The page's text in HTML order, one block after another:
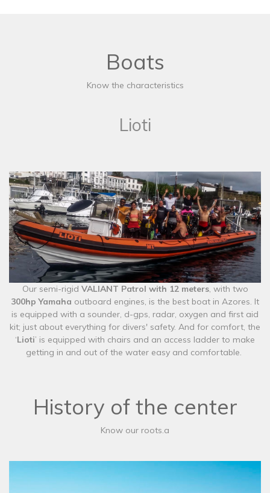
Boats
Know the characteristics
Lioti
​Our semi-rigid VALIANT Patrol with 12 meters, with two
300hp Yamaha outboard engines, is the best boat in Azores. It
is equipped with a sounder, d-gps, radar, oxygen and first aid
kit; just about everything for divers' safety. And for comfort, the
‘Lioti’ is equipped with chairs and an access ladder to make
getting in and out of the water easy and comfortable.
History of the center
Know our roots.a